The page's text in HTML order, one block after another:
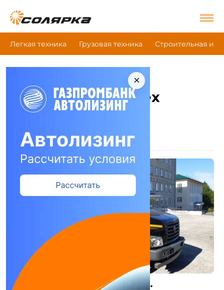
Легкая техника Грузовая техника Строительная и
×
Главная
Техника Ленкомтех
Автотопливозаправщик(2)
Автобетоносмеситель(2)
Ленкомтех C41R13 ЛКТ-4 АЦВ